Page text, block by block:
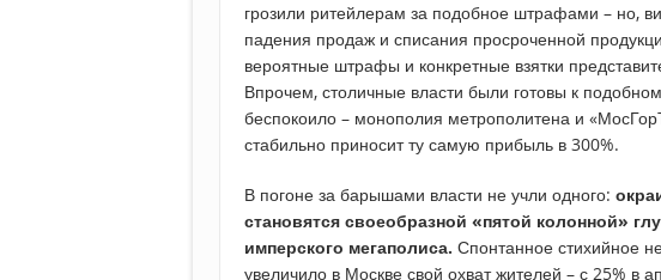
грозили ритейлерам за подобное штрафами – но,
падения продаж и списания просроченной
вероятные штрафы и конкретные взятки
Впрочем, столичные власти были готовы к
беспокоило – монополия метрополитена и
стабильно приносит ту самую прибыль в 300%.
В погоне за барышами власти не учли одного:
становятся своеобразной «пятой колонной»
имперского мегаполиса. Спонтанное стихийное
увеличило в Москве свой охват жителей – с 25% в